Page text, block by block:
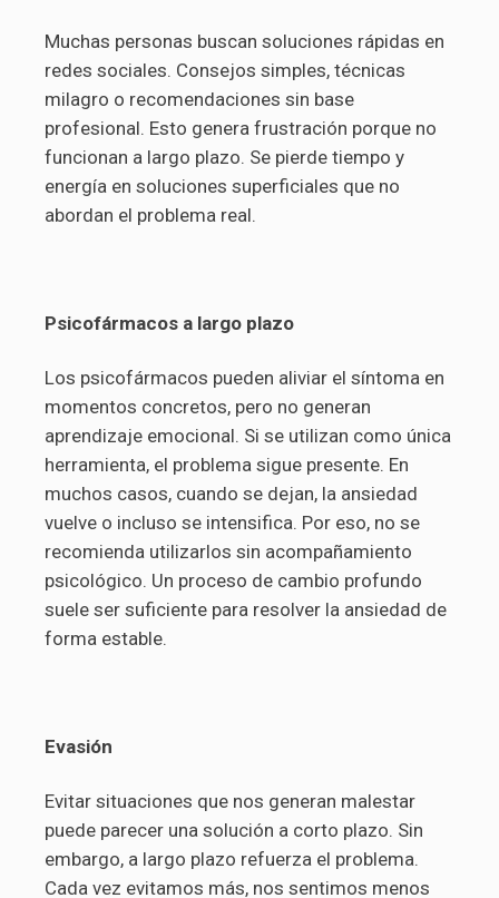
Muchas personas buscan soluciones rápidas en
redes sociales. Consejos simples, técnicas
milagro o recomendaciones sin base
profesional. Esto genera frustración porque no
funcionan a largo plazo. Se pierde tiempo y
energía en soluciones superficiales que no
abordan el problema real.
Psicofármacos a largo plazo
Los psicofármacos pueden aliviar el síntoma en
momentos concretos, pero no generan
aprendizaje emocional. Si se utilizan como única
herramienta, el problema sigue presente. En
muchos casos, cuando se dejan, la ansiedad
vuelve o incluso se intensifica. Por eso, no se
recomienda utilizarlos sin acompañamiento
psicológico. Un proceso de cambio profundo
suele ser suficiente para resolver la ansiedad de
forma estable.
Evasión
Evitar situaciones que nos generan malestar
puede parecer una solución a corto plazo. Sin
embargo, a largo plazo refuerza el problema.
Cada vez evitamos más, nos sentimos menos